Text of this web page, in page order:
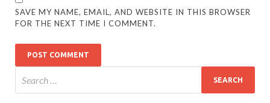
SAVE MY NAME, EMAIL, AND WEBSITE IN THIS BROWSER
FOR THE NEXT TIME I COMMENT.